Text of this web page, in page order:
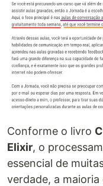
Conforme o livro
Elixir, o
essencial de
verdade, a